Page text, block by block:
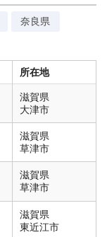
奈良県
所在地
滋賀県
大津市
滋賀県
草津市
滋賀県
草津市
滋賀県
東近江市